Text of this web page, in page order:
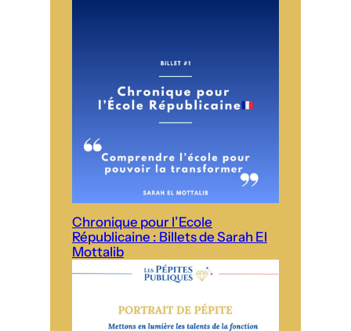
Chronique pour l’Ecole
Républicaine : Billets de Sarah El
Mottalib